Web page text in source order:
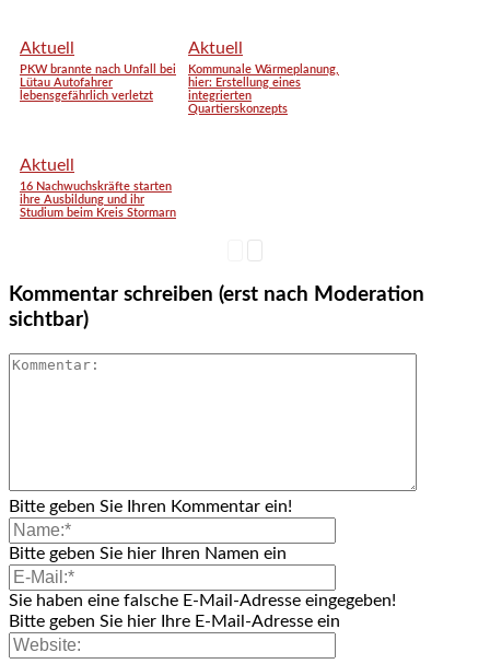
Aktuell
PKW brannte nach Unfall bei
Lütau Autofahrer
lebensgefährlich verletzt
Aktuell
Kommunale Wärmeplanung,
hier: Erstellung eines
integrierten
Quartierskonzepts
Aktuell
16 Nachwuchskräfte starten
ihre Ausbildung und ihr
Studium beim Kreis Stormarn
Kommentar schreiben (erst nach Moderation
sichtbar)
Bitte geben Sie Ihren Kommentar ein!
Bitte geben Sie hier Ihren Namen ein
Sie haben eine falsche E-Mail-Adresse eingegeben!
Bitte geben Sie hier Ihre E-Mail-Adresse ein